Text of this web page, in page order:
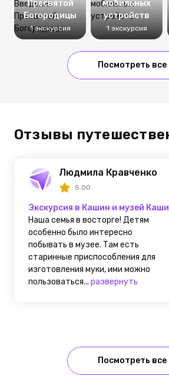
Пресвятой
Богородицы
1 экскурсия
мобильных
устройств
1 экскурсия
Посмотреть все
Отзывы
Людмила Кравченко
5.00
Экскурсия в Кашин и музей
Наша семья в восторге! Детям
особенно было интересно
побывать в музее. Там есть
старинные приспособления для
изготовления муки, ими можно
пользоваться... развернуть
Посмотреть все